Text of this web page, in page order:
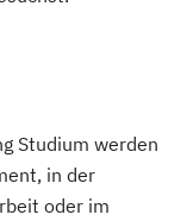
Studium werden
in der
oder im